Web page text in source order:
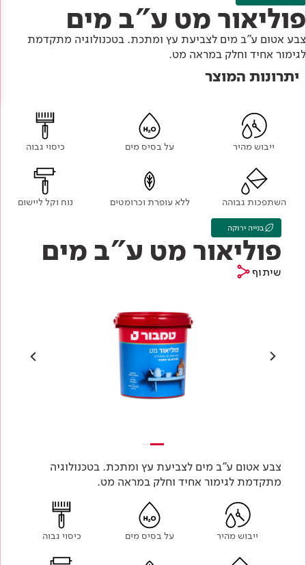
עץ
מתכת
רובה
לכל מוצרי צבע וציפויים
Academy
תוכן מקצועי
אודותינו
מדיניות סביבתית
מדיניות מערכת משולבת ו - ISO
פוליאור מט ע"ב מים
צבע אטום ע"ב מים לצביעת עץ ומתכת. בטכנולוגיה מתקדמת
לגימור אחיד וחלק במראה מט.
יתרונות המוצר
ייבוש מהיר על בסיס מים כיסוי גבוה
השתפכות גבוהה ללא עופרת וכרומטים נוח וקל ליישום
בנייה ירוקה
פוליאור מט ע"ב מים
שיתוף
צבע אטום ע"ב מים לצביעת עץ ומתכת. בטכנולוגיה
מתקדמת לגימור אחיד וחלק במראה מט.
ייבוש מהיר על בסיס מים כיסוי גבוה